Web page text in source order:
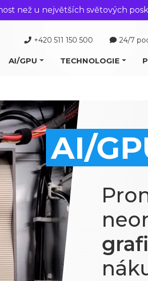
než u největších světových
+420 511 150 500 24/7
AI/GPU TECHNOLOGIE
AI/